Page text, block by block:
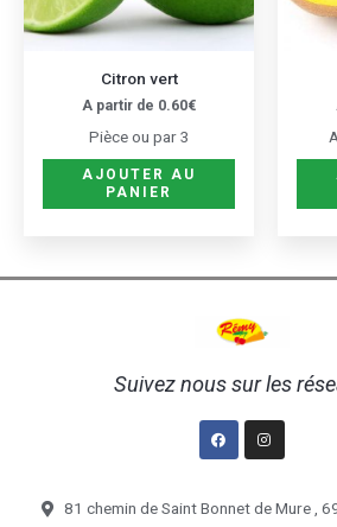
Citron vert
A partir de 0.60€
Pièce ou par 3
AJOUTER AU
PANIER
options
la
Suivez nous sur les
FacebookInstagram
81 chemin de Saint Bonnet de Mure ,